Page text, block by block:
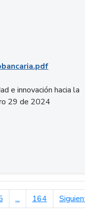
e innovación hacia la
29 de 2024
... 164